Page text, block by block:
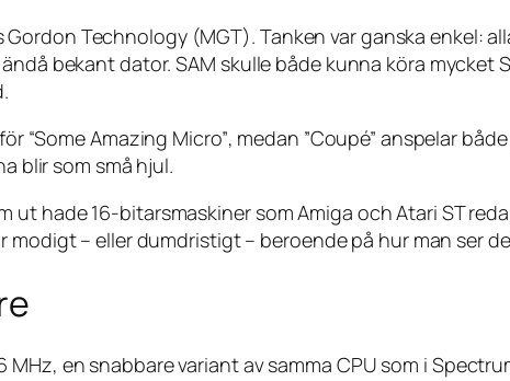
Technology (MGT). Tanken var ganska enkel:
bekant dator. SAM skulle både kunna köra
“Some Amazing Micro”, medan ”Coupé” anspelar
blir som små hjul.
ut hade 16-bitarsmaskiner som Amiga och Atari ST
modigt – eller dumdristigt – beroende på hur man ser
en snabbare variant av samma CPU som i